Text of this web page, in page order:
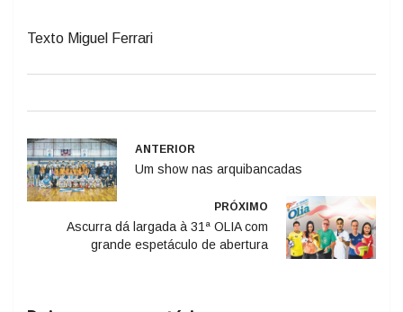
Texto Miguel Ferrari
ANTERIOR
Um show nas arquibancadas
PRÓXIMO
Ascurra dá largada à 31ª OLIA com
grande espetáculo de abertura